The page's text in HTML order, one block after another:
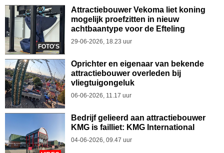
FOTO'S
Attractiebouwer Vekoma liet koning
mogelijk proefzitten in nieuw
achtbaantype voor de Efteling
29-06-2026, 18.23 uur
Oprichter en eigenaar van bekende
attractiebouwer overleden bij
vliegtuigongeluk
06-06-2026, 11.17 uur
Bedrijf gelieerd aan attractiebouwer
KMG is failliet: KMG International
04-06-2026, 09.47 uur